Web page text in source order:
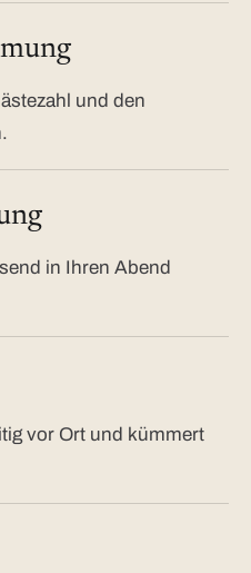
und den
in Ihren Abend
vor Ort und kümmert